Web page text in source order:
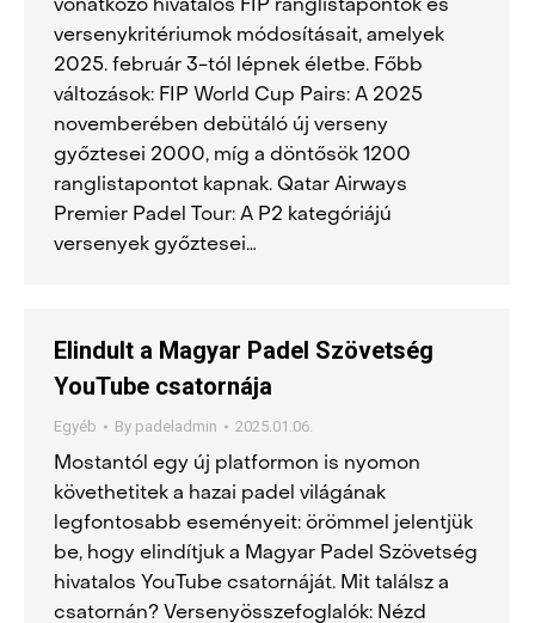
vonatkozó hivatalos FIP ranglistapontok és
versenykritériumok módosításait, amelyek
2025. február 3-tól lépnek életbe. Főbb
változások: FIP World Cup Pairs: A 2025
novemberében debütáló új verseny
győztesei 2000, míg a döntősök 1200
ranglistapontot kapnak. Qatar Airways
Premier Padel Tour: A P2 kategóriájú
versenyek győztesei…
Elindult a Magyar Padel Szövetség
YouTube csatornája
Egyéb By padeladmin 2025.01.06.
Mostantól egy új platformon is nyomon
követhetitek a hazai padel világának
legfontosabb eseményeit: örömmel jelentjük
be, hogy elindítjuk a Magyar Padel Szövetség
hivatalos YouTube csatornáját. Mit találsz a
csatornán? Versenyösszefoglalók: Nézd